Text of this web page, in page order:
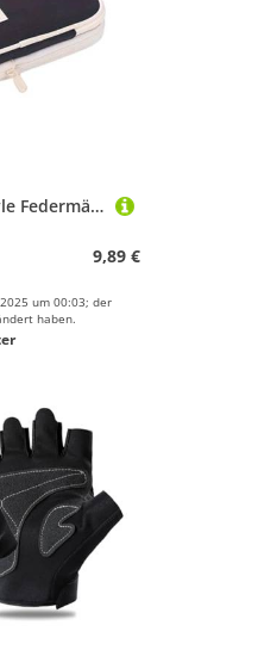
Piceioep KoreanStyle Federmäppchen mit großer Kapazität für Schulbedarf, einfacher Stift-Organizer mit Stauraum für Studenten und Büro, große Kapazität, koreanische Stile, einfache Tasche, Schwarz
9,89 €
um 00:03; der
haben.